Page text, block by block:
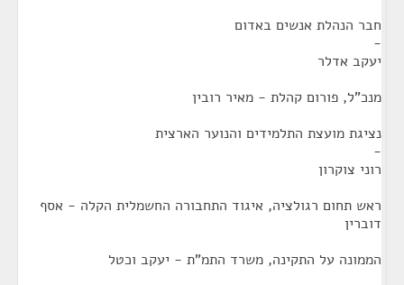
חבר הנהלת אנשים באדום
-
יעקב אדלר
מנכ"ל, פורום קהלת - מאיר רובין
נציגת מועצת התלמידים והנוער הארצית
-
רוני צוקרון
ראש תחום רגולציה, איגוד התחבורה החשמלית הקלה - אסף
דוברין
הממונה על התקינה, משרד התמ"ת - יעקב וכטל